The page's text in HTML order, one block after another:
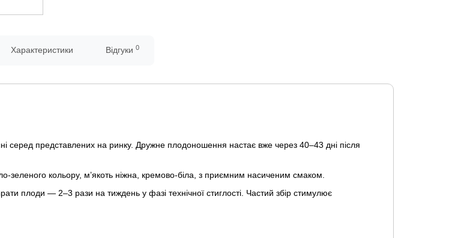
Характеристики Відгуки 0
серед представлених на ринку. Дружне плодоношення настає вже через 40–43 дні після
кольору, м’якоть ніжна, кремово-біла, з приємним насиченим смаком.
плоди — 2–3 рази на тиждень у фазі технічної стиглості. Частий збір стимулює